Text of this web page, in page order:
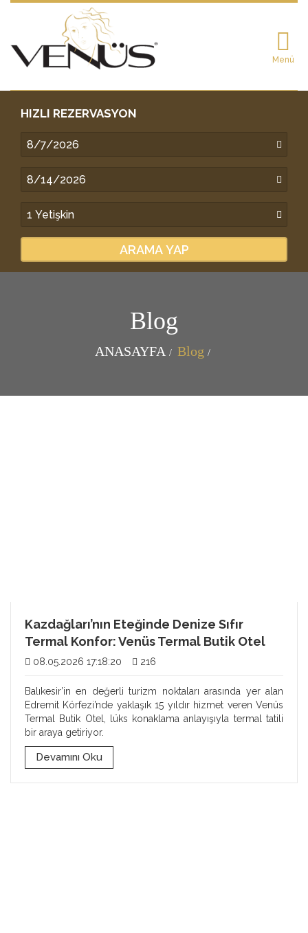
Menü
HIZLI REZERVASYON
ARAMA YAP
Blog
ANASAYFA Blog
Kazdağları’nın Eteğinde Denize Sıfır
Termal Konfor: Venüs Termal Butik Otel
08.05.2026 17:18:20 216
Balıkesir’in en değerli turizm noktaları arasında yer alan
Edremit Körfezi’nde yaklaşık 15 yıldır hizmet veren Venüs
Termal Butik Otel, lüks konaklama anlayışıyla termal tatili
bir araya getiriyor.
Devamını Oku